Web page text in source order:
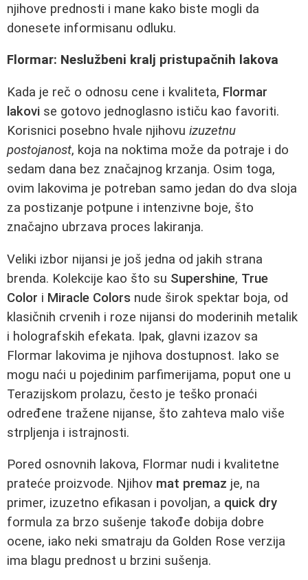
njihove prednosti i mane kako biste mogli da
donesete informisanu odluku.
Flormar: Neslužbeni kralj pristupačnih lakova
Kada je reč o odnosu cene i kvaliteta, Flormar
lakovi se gotovo jednoglasno ističu kao favoriti.
Korisnici posebno hvale njihovu izuzetnu
postojanost, koja na noktima može da potraje i do
sedam dana bez značajnog krzanja. Osim toga,
ovim lakovima je potreban samo jedan do dva sloja
za postizanje potpune i intenzivne boje, što
značajno ubrzava proces lakiranja.
Veliki izbor nijansi je još jedna od jakih strana
brenda. Kolekcije kao što su Supershine, True
Color i Miracle Colors nude širok spektar boja, od
klasičnih crvenih i roze nijansi do moderinih metalik
i holografskih efekata. Ipak, glavni izazov sa
Flormar lakovima je njihova dostupnost. Iako se
mogu naći u pojedinim parfimerijama, poput one u
Terazijskom prolazu, često je teško pronaći
određene tražene nijanse, što zahteva malo više
strpljenja i istrajnosti.
Pored osnovnih lakova, Flormar nudi i kvalitetne
prateće proizvode. Njihov mat premaz je, na
primer, izuzetno efikasan i povoljan, a quick dry
formula za brzo sušenje takođe dobija dobre
ocene, iako neki smatraju da Golden Rose verzija
ima blagu prednost u brzini sušenja.